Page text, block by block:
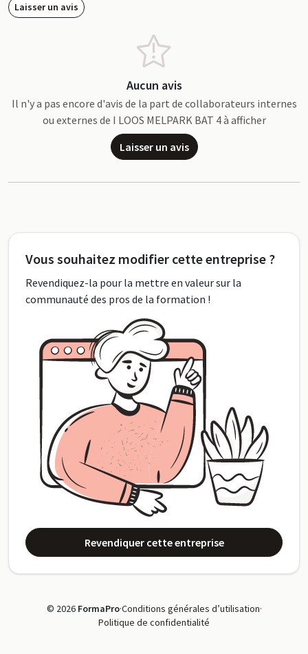
Laisser un avis
Aucun avis
Il n'y a pas encore d'avis de la part de collaborateurs internes
ou externes de I LOOS MELPARK BAT 4 à afficher
Laisser un avis
Vous souhaitez modifier cette entreprise ?
Revendiquez-la pour la mettre en valeur sur la
communauté des pros de la formation !
Revendiquer cette entreprise
© 2026 FormaPro·Conditions générales d’utilisation·
Politique de confidentialité